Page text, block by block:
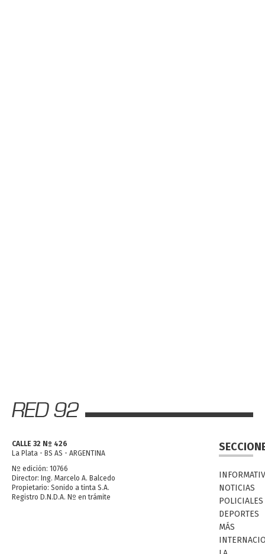
CALLE 32 Nº 426
La Plata - BS AS - ARGENTINA
Nº edición: 10766
Director: Ing. Marcelo A. Balcedo
Propietario: Sonido a tinta S.A.
Registro D.N.D.A. Nº en trámite
NOTICIAS
POLICIALES
DEPORTES
MÁS